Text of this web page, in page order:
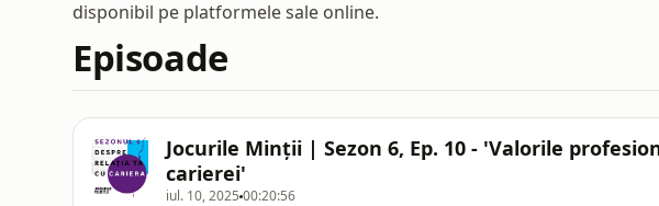
disponibil pe platformele sale online.
Episoade
Jocurile Minții | Sezon 6, Ep. 10 - 'Valorile
carierei'
iul. 10, 2025 00:20:56